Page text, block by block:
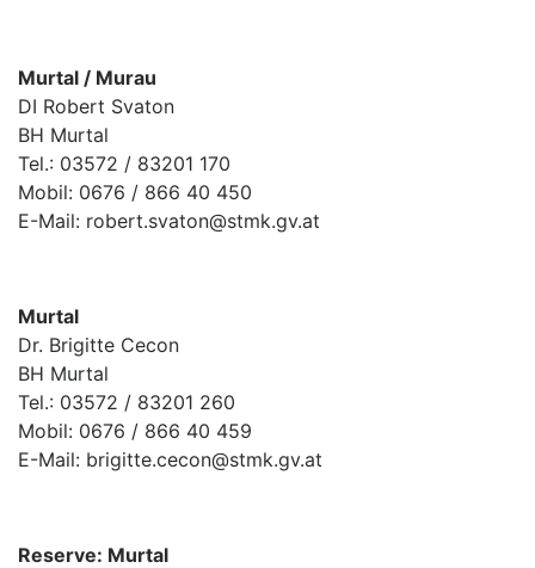
Murtal / Murau
DI Robert Svaton
BH Murtal
Tel.: 03572 / 83201 170
Mobil: 0676 / 866 40 450
E-Mail: robert.svaton@stmk.gv.at
Murtal
Dr. Brigitte Cecon
BH Murtal
Tel.: 03572 / 83201 260
Mobil: 0676 / 866 40 459
E-Mail: brigitte.cecon@stmk.gv.at
Reserve: Murtal